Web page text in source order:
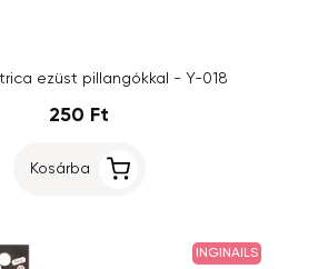
ezüst pillangókkal - Y-018
250 Ft
Kosárba
INGINAILS